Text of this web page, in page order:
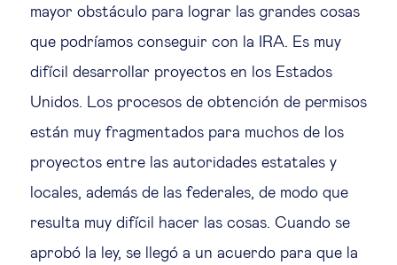
mayor obstáculo para lograr las grandes cosas
que podríamos conseguir con la IRA. Es muy
difícil desarrollar proyectos en los Estados
Unidos. Los procesos de obtención de permisos
están muy fragmentados para muchos de los
proyectos entre las autoridades estatales y
locales, además de las federales, de modo que
resulta muy difícil hacer las cosas. Cuando se
aprobó la ley, se llegó a un acuerdo para que la